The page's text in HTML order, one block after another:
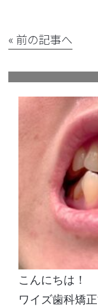
« 前の記事へ
こんにちは！
ワイズ歯科矯